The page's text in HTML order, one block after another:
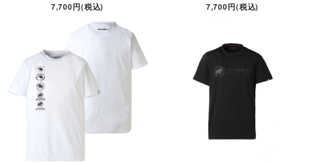
7,700円(税込)
7,700円(税込)